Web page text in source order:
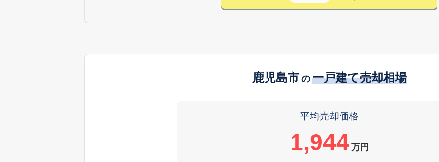
鹿児島市 の 一戸建て売却相場
平均売却価格
1,944 万円